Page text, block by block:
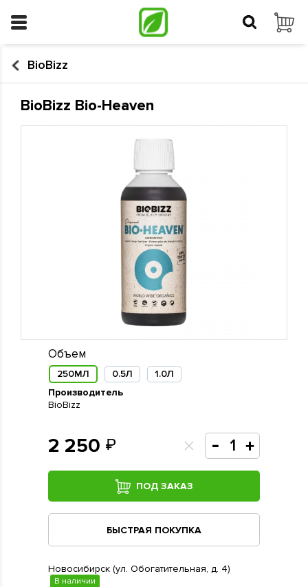
BioBizz
BioBizz Bio-Heaven
Объем
250МЛ 0.5Л
1.0Л
Производитель
BioBizz
2 250
ПОД ЗАКАЗ
БЫСТРАЯ ПОКУПКА
Новосибирск (ул. Обогатительная, д. 4)
В наличии